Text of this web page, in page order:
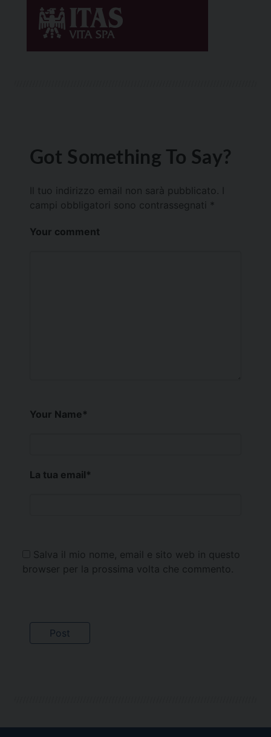
Got Something To Say?
Il tuo indirizzo email non sarà pubblicato.
campi obbligatori sono contrassegnati *
Your comment
Your Name*
La tua email*
Salva il mio nome, email e sito web in questo
browser per la prossima volta che commento.